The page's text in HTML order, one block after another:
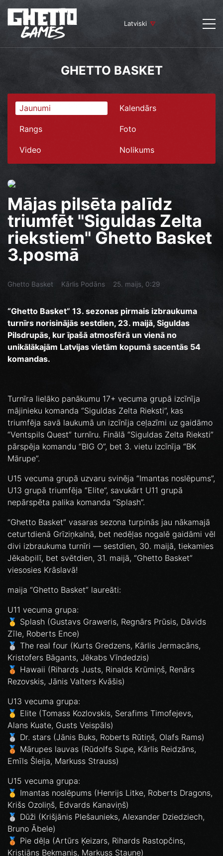
Latviski
GHETTO BASKET
Jaunumi Kalendārs
Rangs Foto
Video Nolikums
Mājas pilsēta palīdz
triumfēt "Siguldas Zelta
riekstiem" Ghetto Basket
3.posmā
Ghetto Basket Kārlis Podāns 25. maijs, 0:29
“Ghetto Basket” 13. sezonas pirmais izbraukuma
turnīrs norisinājās sestdien, 23. maijā, Siguldas
Pilsdrupās, kur īpašā atmosfērā un vienā no
unikālākajām Latvijas vietām kopumā sacentās 54
komandas.
Turnīra lielāko panākumu 17+ vecuma grupā izcīnīja
mājinieku komanda “Siguldas Zelta Rieksti”, kas
triumfēja savā laukumā un izcīnīja ceļazīmi uz gaidāmo
“Ventspils Quest” turnīru. Finālā “Siguldas Zelta Rieksti”
pārspēja komandu “BIG O”, bet 3. vietu izcīnīja “BK
Mārupe”.
U15 vecuma grupā uzvaru svinēja “Imantas noslēpums”,
U13 grupā triumfēja “Elite”, savukārt U11 grupā
nepārspēta palika komanda “Splash”.
“Ghetto Basket” vasaras sezona turpinās jau nākamajā
ceturtdienā Grīziņkalnā, bet nedēļas nogalē gaidāmi vēl
divi izbraukuma turnīri — sestdien, 30. maijā, tiekamies
Jēkabpilī, bet svētdien, 31. maijā, “Ghetto Basket”
viesosies Krāslavā!
maija “Ghetto Basket” laureāti:
U11 vecuma grupa:
🥇 Splash (Gustavs Graweris, Regnārs Prūsis, Dāvids
Zīle, Roberts Ence)
🥈 The real four (Kurts Gredzens, Kārlis Jermacāns,
Kristofers Bāgants, Jēkabs Vīndedzis)
🥉 Hawaii (Rihards Justs, Rinalds Krūmiņš, Renārs
Rezovskis, Jānis Valters Kvāšis)
U13 vecuma grupa:
🥇 Elite (Tomass Kozlovskis, Serafims Timofejevs,
Alans Kuate, Gusts Veispāls)
🥈 Dr. stars (Jānis Buks, Roberts Rūtiņš, Olafs Rams)
🥉 Mārupes lauvas (Rūdolfs Supe, Kārlis Reidzāns,
Emīls Šleija, Markuss Strauss)
U15 vecuma grupa:
🥇 Imantas noslēpums (Henrijs Litke, Roberts Dragons,
Krišs Ozoliņš, Edvards Kanaviņš)
🥈 Dūži (Krišjānis Plešaunieks, Alexander Dziedziech,
Bruno Ābele)
🥉 Pie dēļa (Artūrs Ķeizars, Rihards Rastopčins,
Kristiāns Bekmanis, Markuss Staune)